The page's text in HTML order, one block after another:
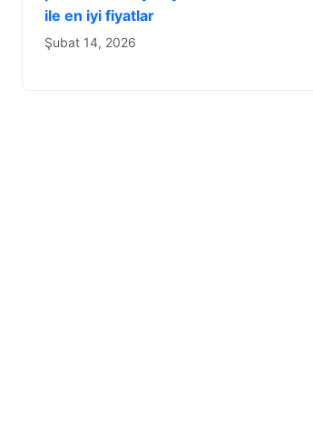
ile en iyi fiyatlar
Şubat 14, 2026